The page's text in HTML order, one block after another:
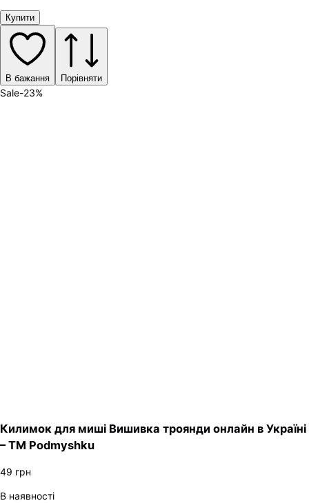
Купити
В бажання Порівняти
Sale-23%
Килимок для миші Вишивка троянди онлайн в Україні
– ТМ Podmyshku
49 грн
В наявності